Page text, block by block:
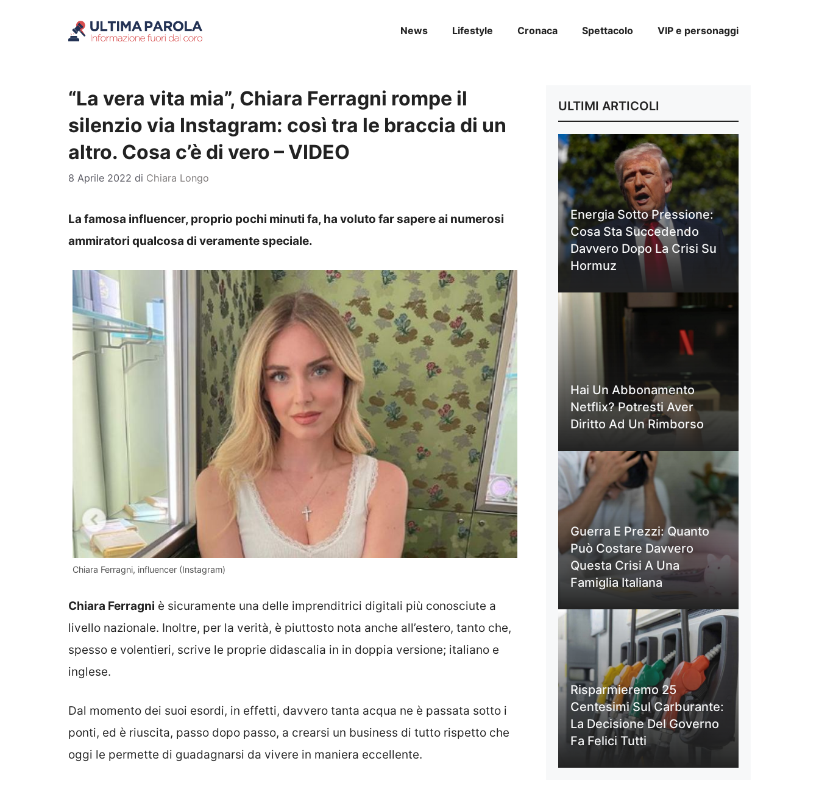
News Lifestyle Cronaca Spettacolo VIP e personaggi
“La vera vita mia”, Chiara Ferragni rompe il
silenzio via Instagram: così tra le braccia di un
altro. Cosa c’è di vero – VIDEO
8 Aprile 2022 di Chiara Longo
La famosa influencer, proprio pochi minuti fa, ha voluto far sapere ai numerosi
ammiratori qualcosa di veramente speciale.
Chiara Ferragni, influencer (Instagram)
Chiara Ferragni è sicuramente una delle imprenditrici digitali più conosciute a
livello nazionale. Inoltre, per la verità, è piuttosto nota anche all’estero, tanto che,
spesso e volentieri, scrive le proprie didascalia in in doppia versione; italiano e
inglese.
Dal momento dei suoi esordi, in effetti, davvero tanta acqua ne è passata sotto i
ponti, ed è riuscita, passo dopo passo, a crearsi un business di tutto rispetto che
oggi le permette di guadagnarsi da vivere in maniera eccellente.
ULTIMI ARTICOLI
Energia Sotto Pressione:
Cosa Sta Succedendo
Davvero Dopo La Crisi Su
Hormuz
Hai Un Abbonamento
Netflix? Potresti Aver
Diritto Ad Un Rimborso
Guerra E Prezzi: Quanto
Può Costare Davvero
Questa Crisi A Una
Famiglia Italiana
Risparmieremo 25
Centesimi Sul Carburante:
La Decisione Del Governo
Fa Felici Tutti